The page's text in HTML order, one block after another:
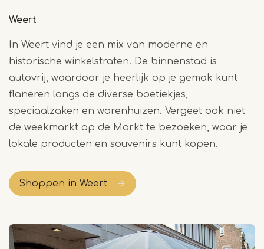
Weert
In Weert vind je een mix van moderne en
historische winkelstraten. De binnenstad is
autovrij, waardoor je heerlijk op je gemak kunt
flaneren langs de diverse boetiekjes,
speciaalzaken en warenhuizen. Vergeet ook niet
de weekmarkt op de Markt te bezoeken, waar je
lokale producten en souvenirs kunt kopen.
Shoppen in Weert